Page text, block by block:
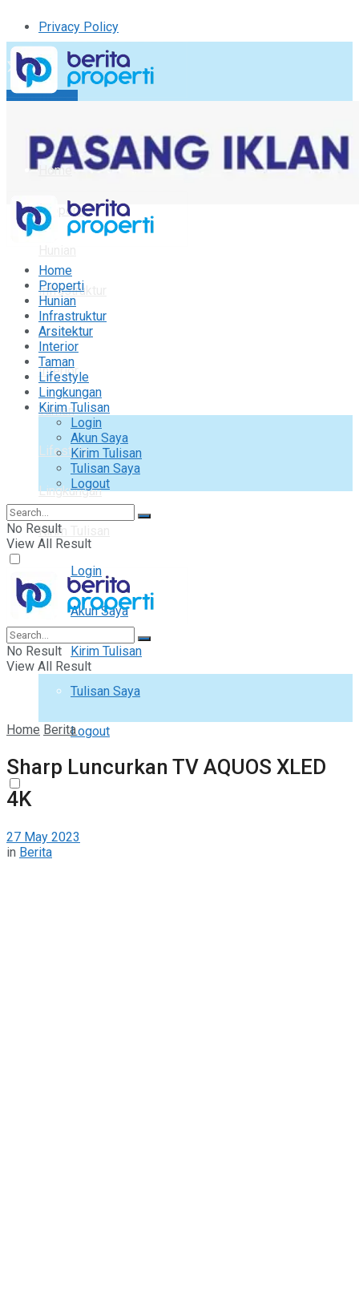
Privacy Policy
Kirim Tulisan
Logout
Home
Properti
Infrastruktur
Arsitektur
Interior
Taman
Lifestyle
Lingkungan
Kirim Tulisan
Login
Akun Saya
Kirim Tulisan
Tulisan Saya
Logout
Home
Properti
Hunian
Infrastruktur
Arsitektur
Interior
Taman
Lifestyle
Lingkungan
Kirim Tulisan
Login
Akun Saya
Kirim Tulisan
Tulisan Saya
Logout
No Result
View All Result
No Result
View All Result
Home Berita
Sharp Luncurkan TV AQUOS XLED
4K
27 May 2023
in Berita